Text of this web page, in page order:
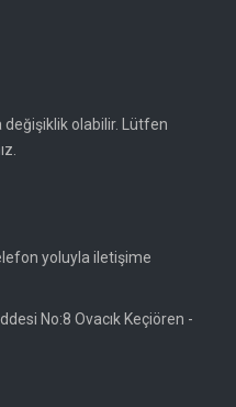
olabilir. Lütfen
yoluyla iletişime
No:8 Ovacık Keçiören -